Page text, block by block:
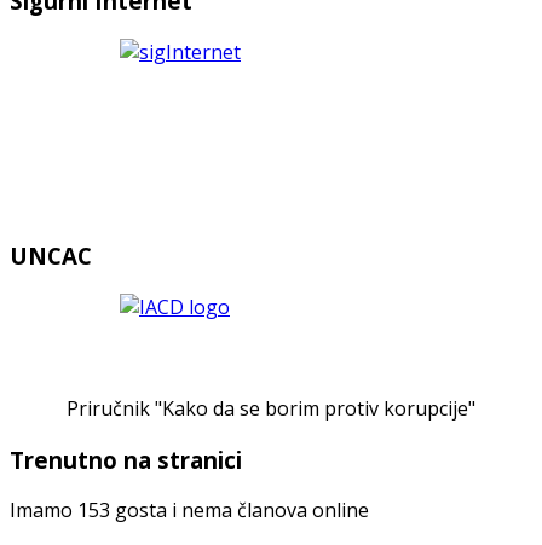
UNCAC
Priručnik "Kako da se borim protiv korupcije"
Trenutno na stranici
Imamo 153 gosta i nema članova online